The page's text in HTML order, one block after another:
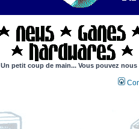
Un petit coup de main... Vous pouvez